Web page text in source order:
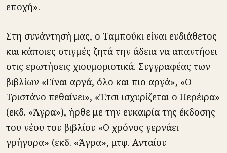
εποχή».
Στη συνάντησή μας, ο Ταμπούκι είναι ευδιάθετος
και κάποιες στιγμές ζητά την άδεια να απαντήσει
στις ερωτήσεις χιουμοριστικά. Συγγραφέας των
βιβλίων «Είναι αργά, όλο και πιο αργά», «Ο
Τριστάνο πεθαίνει», «Έτσι ισχυρίζεται ο Περέιρα»
(εκδ. «Άγρα»), ήρθε με την ευκαιρία της έκδοσης
του νέου του βιβλίου «Ο χρόνος γερνάει
γρήγορα» (εκδ. «Άγρα», μτφ. Ανταίου